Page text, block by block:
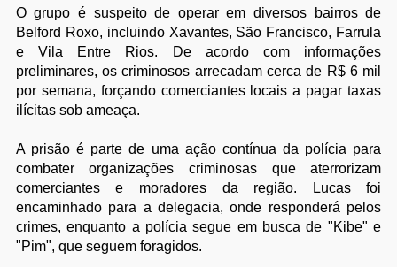
O grupo é suspeito de operar em diversos bairros de
Belford Roxo, incluindo Xavantes, São Francisco, Farrula
e Vila Entre Rios. De acordo com informações
preliminares, os criminosos arrecadam cerca de R$ 6 mil
por semana, forçando comerciantes locais a pagar taxas
ilícitas sob ameaça.
A prisão é parte de uma ação contínua da polícia para
combater organizações criminosas que aterrorizam
comerciantes e moradores da região. Lucas foi
encaminhado para a delegacia, onde responderá pelos
crimes, enquanto a polícia segue em busca de "Kibe" e
"Pim", que seguem foragidos.